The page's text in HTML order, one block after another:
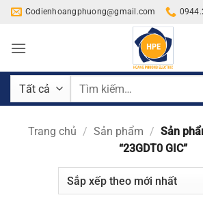
Bỏ
nội
Codienhoangphuong@gmail.com
Tìm
Trang chủ / Sản phẩm / Sản
“23GDT0 GIC”